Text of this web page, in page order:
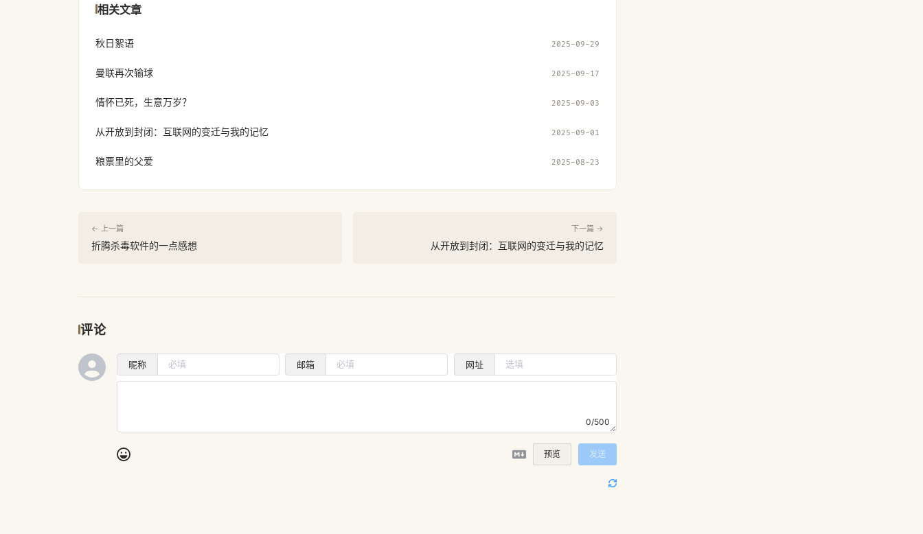
相关文章
秋日絮语 2025-09-29
曼联再次输球 2025-09-17
情怀已死，生意万岁？ 2025-09-03
从开放到封闭：互联网的变迁与我的记忆 2025-09-01
粮票里的父爱 2025-08-23
← 上一篇
折腾杀毒软件的一点感想
下一篇 →
从开放到封闭：互联网的变迁与我的记忆
评论
昵称 邮箱 网址
0/500
预览 发送